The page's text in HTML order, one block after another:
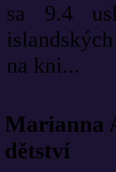
sa 9.4
na kni...
Marianna
dětství